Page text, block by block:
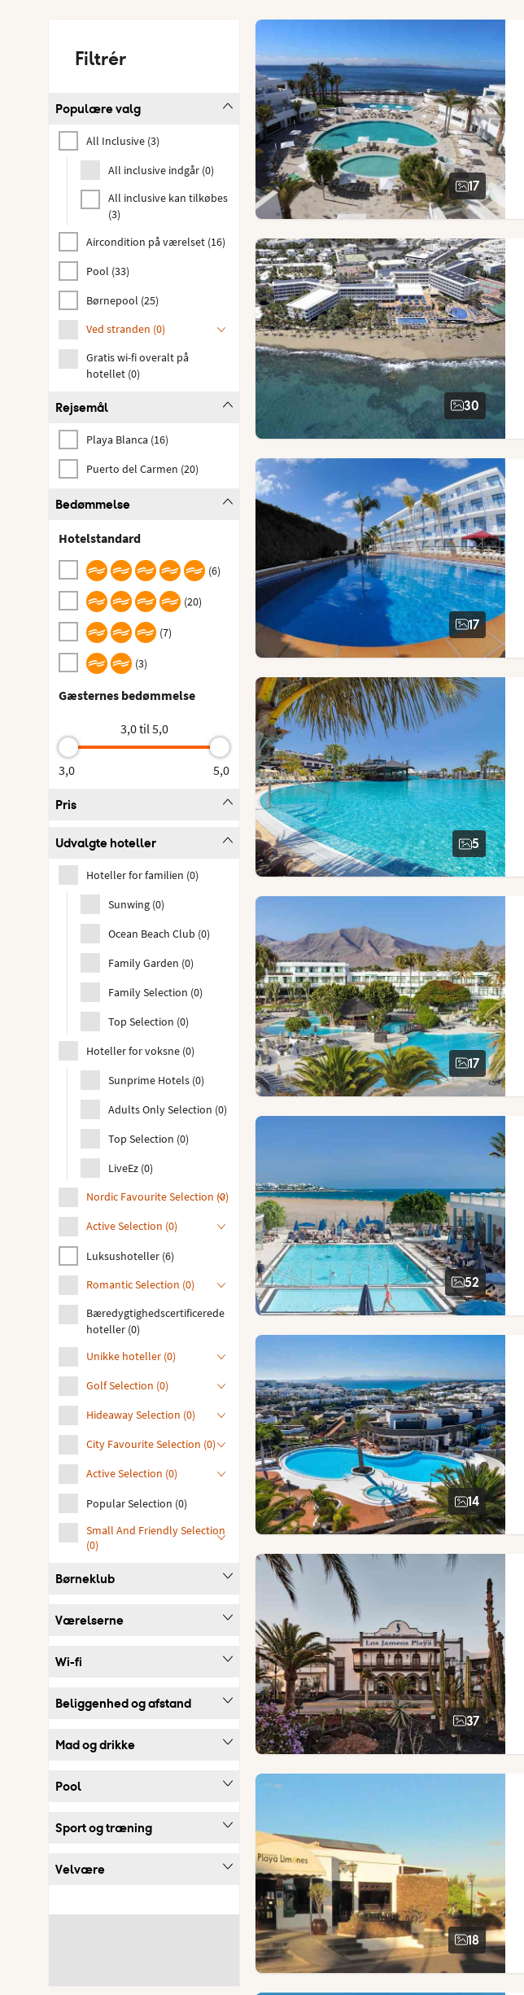
Filtrér
Populære valg
All Inclusive (3)
All inclusive indgår (0)
All inclusive kan tilkøbes
(3)
Aircondition på værelset (16)
Pool (33)
Børnepool (25)
Ved stranden (0)
Gratis wi-fi overalt på
hotellet (0)
Rejsemål
Playa Blanca (16)
Puerto del Carmen (20)
Bedømmelse
Hotelstandard
(6)
(20)
(7)
(3)
Gæsternes bedømmelse
3,0 til 5,0
3,0 5,0
Pris
Udvalgte hoteller
Hoteller for familien (0)
Sunwing (0)
Ocean Beach Club (0)
Family Garden (0)
Family Selection (0)
Top Selection (0)
Hoteller for voksne (0)
Sunprime Hotels (0)
Adults Only Selection (0)
Top Selection (0)
LiveEz (0)
Nordic Favourite Selection (0)
Active Selection (0)
Luksushoteller (6)
Romantic Selection (0)
Bæredygtighedscertificerede
hoteller (0)
Unikke hoteller (0)
Golf Selection (0)
Hideaway Selection (0)
City Favourite Selection (0)
Active Selection (0)
Popular Selection (0)
Small And Friendly Selection
(0)
Børneklub
Værelserne
Wi-fi
Beliggenhed og afstand
Mad og drikke
Pool
Sport og træning
Velvære
17
30
17
5
17
52
14
37
18